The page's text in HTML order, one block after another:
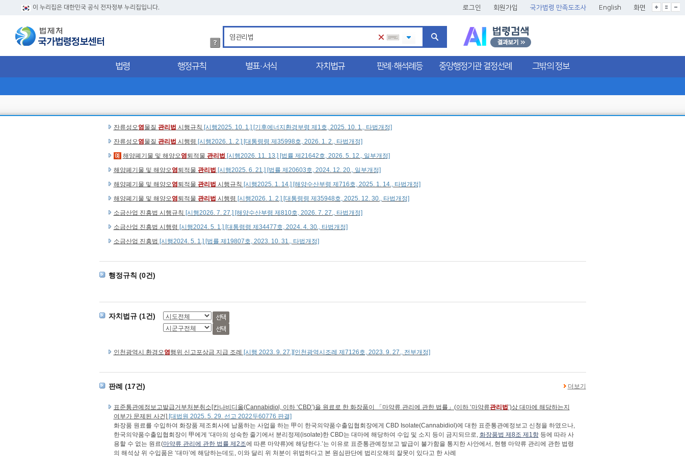
이 누리집은 대한민국 공식 전자정부 누리집입니다. 로그인 회원가입 국가법령 만족도조사 English 화면
글씨크기확대
글씨크기확대초기화
글씨크기축소
법
령
검
확
법령 행정규칙 별표·서식 자치법규 판례·해석례등 중앙행정기관 결정선례 그밖의 정보
잔류성오염물질관리법 [시행2025. 10. 1.] [법률 제21065호, 2025. 10. 1., 타법개정]
잔류성오염 물질 관리법 시행규칙 [시행2025. 10. 1.] [기후에너지환경부령 제1호, 2025. 10. 1., 타법개정]
잔류성오염 물질 관리법 시행령 [시행2026. 1. 2.] [대통령령 제35998호, 2026. 1. 2., 타법개정]
해양폐기물 및 해양오염 퇴적물 관리법 [시행2026. 11. 13.] [법률 제21642호, 2026. 5. 12., 일부개정]
해양폐기물 및 해양오염 퇴적물 관리법 [시행2025. 6. 21.] [법률 제20603호, 2024. 12. 20., 일부개정]
해양폐기물 및 해양오염 퇴적물 관리법 시행규칙 [시행2025. 1. 14.] [해양수산부령 제716호, 2025. 1. 14., 타법개정]
해양폐기물 및 해양오염 퇴적물 관리법 시행령 [시행2026. 1. 2.] [대통령령 제35948호, 2025. 12. 30., 타법개정]
소금산업 진흥법 시행규칙 [시행2026. 7. 27.] [해양수산부령 제810호, 2026. 7. 27., 타법개정]
소금산업 진흥법 시행령 [시행2024. 5. 1.] [대통령령 제34477호, 2024. 4. 30., 타법개정]
소금산업 진흥법 [시행2024. 5. 1.] [법률 제19807호, 2023. 10. 31., 타법개정]
행정규칙 (0건)
자치법규 (1건)
선택
선택
인천광역시 환경오염행위 신고포상금 지급 조례 [시행 2023. 9. 27.][인천광역시조례 제7126호, 2023. 9. 27., 전부개정]
판례 (17건)
표준통관예정보고발급거부처분취소[칸나비디올(Cannabidiol, 이하 ‘CBD’)을 원료로 한 화장품이 「마약류 관리에 관한 법률」(이하 ‘마약류관리법’)상 대마에 해당하는지
여부가 문제된 사건] [대법원 2025. 5. 29. 선고 2022두60776 판결]
화장품 원료를 수입하여 화장품 제조회사에 납품하는 사업을 하는 甲이 한국의약품수출입협회장에게 CBD Isolate(Cannabidiol)에 대한 표준통관예정보고 신청을 하였으나,
한국의약품수출입협회장이 甲에게 ‘대마의 성숙한 줄기에서 분리정제(isolate)한 CBD는 대마에 해당하여 수입 및 소지 등이 금지되므로, 화장품법 제8조 제1항등에 따라 사
용할 수 없는 원료(마약류 관리에 관한 법률 제2조에 따른 마약류)에 해당한다.’는 이유로 표준통관예정보고 발급이 불가함을 통지한 사안에서, 현행 마약류 관리에 관한 법령
의 해석상 위 수입품은 ‘대마’에 해당하는데도, 이와 달리 위 처분이 위법하다고 본 원심판단에 법리오해의 잘못이 있다고 한 사례
더보기